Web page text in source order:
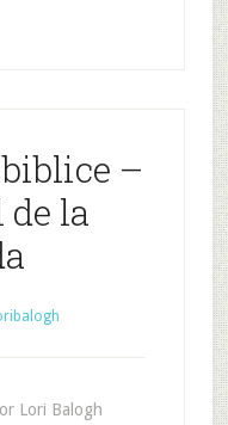
–
la
Lori Balogh